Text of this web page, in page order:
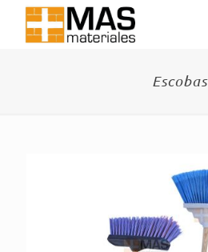
Escobas